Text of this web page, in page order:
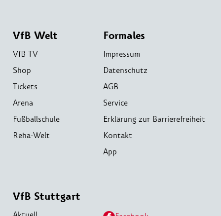
VfB Welt
VfB TV
Shop
Tickets
Arena
Fußballschule
Reha-Welt
Formales
Impressum
Datenschutz
AGB
Service
Erklärung zur Barrierefreiheit
Kontakt
App
VfB Stuttgart